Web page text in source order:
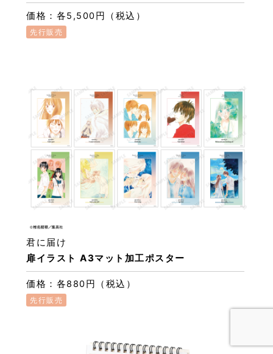
価格：各5,500円（税込）
先行販売
扉イラスト A3マット加工ポスター
君に届け
価格：各880円（税込）
先行販売